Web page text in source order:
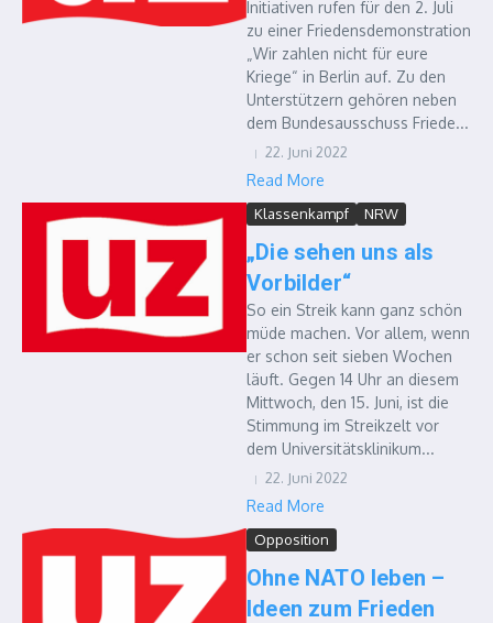
Initiativen rufen für den 2. Juli
zu einer Friedensdemonstration
„Wir zahlen nicht für eure
Kriege“ in Berlin auf. Zu den
Unterstützern gehören neben
dem Bundesausschuss Friede...
22. Juni 2022
Read More
Klassenkampf NRW
„Die sehen uns als
Vorbilder“
So ein Streik kann ganz schön
müde machen. Vor allem, wenn
er schon seit sieben Wochen
läuft. Gegen 14 Uhr an diesem
Mittwoch, den 15. Juni, ist die
Stimmung im Streikzelt vor
dem Universitätsklinikum...
22. Juni 2022
Read More
Opposition
Ohne NATO leben –
Ideen zum Frieden